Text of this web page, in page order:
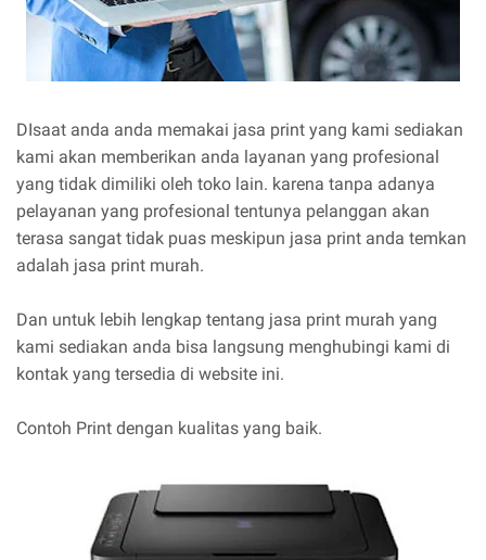
DIsaat anda anda memakai jasa print yang kami sediakan
kami akan memberikan anda layanan yang profesional
yang tidak dimiliki oleh toko lain. karena tanpa adanya
pelayanan yang profesional tentunya pelanggan akan
terasa sangat tidak puas meskipun jasa print anda temkan
adalah jasa print murah.
Dan untuk lebih lengkap tentang jasa print murah yang
kami sediakan anda bisa langsung menghubingi kami di
kontak yang tersedia di website ini.
Contoh Print dengan kualitas yang baik.